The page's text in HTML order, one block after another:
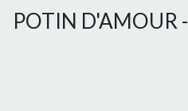
POTIN D'AMOUR -